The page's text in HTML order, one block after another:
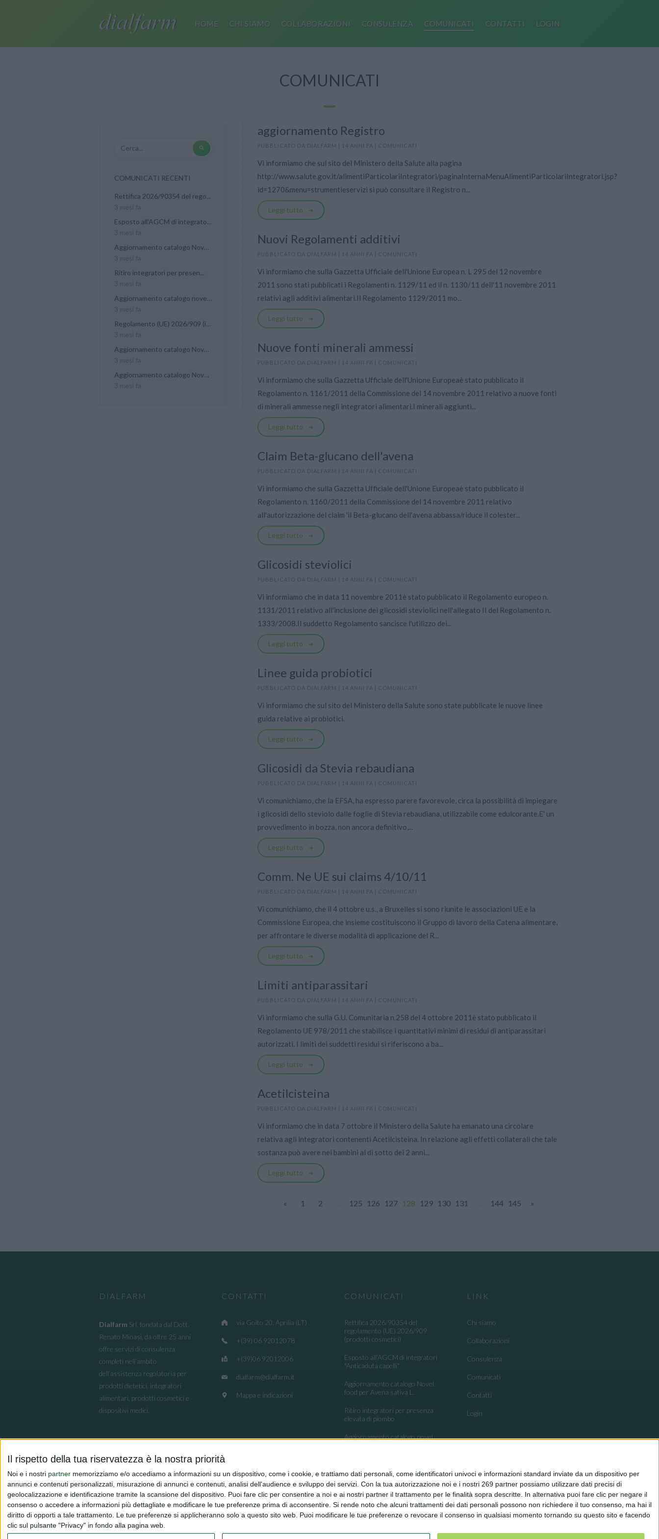
Il rispetto della tua riservatezza è la nostra priorità
Noi e i nostri partner memorizziamo e/o accediamo a informazioni su un dispositivo, come i cookie, e trattiamo dati personali, come identificatori univoci e informazioni standard inviate da un dispositivo per
annunci e contenuti personalizzati, misurazione di annunci e contenuti, analisi dell'audience e sviluppo dei servizi. Con la tua autorizzazione noi e i nostri 269 partner possiamo utilizzare dati precisi di
geolocalizzazione e identificazione tramite la scansione del dispositivo. Puoi fare clic per consentire a noi e ai nostri partner il trattamento per le finalità sopra descritte. In alternativa puoi fare clic per negare il
consenso o accedere a informazioni più dettagliate e modificare le tue preferenze prima di acconsentire. Si rende noto che alcuni trattamenti dei dati personali possono non richiedere il tuo consenso, ma hai il
diritto di opporti a tale trattamento. Le tue preferenze si applicheranno solo a questo sito web. Puoi modificare le tue preferenze o revocare il consenso in qualsiasi momento tornando su questo sito e facendo
clic sul pulsante "Privacy" in fondo alla pagina web.
HOME CHI SIAMO COLLABORAZIONI CONSULENZA COMUNICATI CONTATTI LOGIN
COMUNICATI
COMUNICATI RECENTI
Rettifica 2026/90354 del rego...
Esposto all'AGCM di integrato...
Aggiornamento catalogo Novel...
Ritiro integratori per presen...
Aggiornamento catalogo novel...
Regolamento (UE) 2026/909 (im...
Aggiornamento catalogo Novel...
Aggiornamento catalogo Novel...
aggiornamento Registro
PUBBLICATO DA DIALFARM | 14 ANNI FA | COMUNICATI
Vi informiamo che sul sito del Ministero della Salute alla pagina
http://www.salute.gov.it/alimentiParticolariIntegratori/paginaInternaMenuAlimentiParticolariIntegratori.jsp?
id=1270&menu=strumentieservizi si può consultare il Registro n...
Leggi tutto
Nuovi Regolamenti additivi
PUBBLICATO DA DIALFARM | 14 ANNI FA | COMUNICATI
Vi informiamo che sulla Gazzetta Ufficiale dell'Unione Europea n. L 295 del 12 novembre
2011 sono stati pubblicati i Regolamenti n. 1129/11 ed il n. 1130/11 dell'11 novembre 2011
relativi agli additivi alimentari.Il Regolamento 1129/2011 mo...
Leggi tutto
Nuove fonti minerali ammessi
PUBBLICATO DA DIALFARM | 14 ANNI FA | COMUNICATI
Vi informiamo che sulla Gazzetta Ufficiale dell'Unione Europeaè stato pubblicato il
Regolamento n. 1161/2011 della Commissione del 14 novembre 2011 relativo a nuove fonti
di minerali ammesse negli integratori alimentari.I minerali aggiunti...
Leggi tutto
Claim Beta-glucano dell'avena
PUBBLICATO DA DIALFARM | 14 ANNI FA | COMUNICATI
Vi informiamo che sulla Gazzetta Ufficiale dell'Unione Europeaè stato pubblicato il
Regolamento n. 1160/2011 della Commissione del 14 novembre 2011 relativo
all'autorizzazione del claim 'il Beta-glucano dell'avena abbassa/riduce il colester...
Leggi tutto
Glicosidi steviolici
PUBBLICATO DA DIALFARM | 14 ANNI FA | COMUNICATI
Vi informiamo che in data 11 novembre 2011è stato pubblicato il Regolamento europeo n.
1131/2011 relativo all'inclusione dei glicosidi steviolici nell'allegato II del Regolamento n.
1333/2008.Il suddetto Regolamento sancisce l'utilizzo dei...
Leggi tutto
Linee guida probiotici
PUBBLICATO DA DIALFARM | 14 ANNI FA | COMUNICATI
Vi informiamo che sul sito del Ministero della Salute sono state pubblicate le nuove linee
guida relative ai probiotici.
Leggi tutto
Glicosidi da Stevia rebaudiana
PUBBLICATO DA DIALFARM | 14 ANNI FA | COMUNICATI
Vi comunichiamo, che la EFSA, ha espresso parere favorevole, circa la possibilità di impiegare
i glicosidi dello steviolo dalle foglie di Stevia rebaudiana, utilizzabile come edulcorante.E' un
provvedimento in bozza, non ancora definitivo,...
Leggi tutto
Comm. Ne UE sui claims 4/10/11
PUBBLICATO DA DIALFARM | 14 ANNI FA | COMUNICATI
Vi comunichiamo, che il 4 ottobre u.s., a Bruxelles si sono riunite le associazioni UE e la
Commissione Europea, che insieme costituiscono il Gruppo di lavoro della Catena alimentare,
per affrontare le diverse modalità di applicazione del R...
Leggi tutto
Limiti antiparassitari
PUBBLICATO DA DIALFARM | 14 ANNI FA | COMUNICATI
Vi informiamo che sulla G.U. Comunitaria n.258 del 4 ottobre 2011è stato pubblicato il
Regolamento UE 978/2011 che stabilisce i quantitativi minimi di residui di antiparassitari
autorizzati. I limiti dei suddetti residui si riferiscono a ba...
Leggi tutto
Acetilcisteina
PUBBLICATO DA DIALFARM | 14 ANNI FA | COMUNICATI
Vi informiamo che in data 7 ottobre il Ministero della Salute ha emanato una circolare
relativa agli integratori contenenti Acetilcisteina. In relazione agli effetti collaterali che tale
sostanza può avere nei bambini al di sotto dei 2 anni...
Leggi tutto
« 1 2 125 126 127 128 129 130 131 144 145 »
DIALFARM
Dialfarm Srl, fondata dal Dott.
Renato Minasi, da oltre 25 anni
offre servizi di consulenza
completi nell’ambito
dell’assistenza regolatoria per
prodotti dietetici, integratori
alimentari, prodotti cosmetici e
dispositivi medici.
CONTATTI
via Goito 20, Aprilia (LT)
+(39) 06 92012078
+(39)06 92012006
dialfarm@dialfarm.it
Mappa e indicazioni
COMUNICATI
Rettifica 2026/90354 del
regolamento (UE) 2026/909
(prodotti cosmetici)
Esposto all'AGCM di integratori
"Anticaduta capelli"
Aggiornamento catalogo Novel
food per Avena sativa L.
Ritiro integratori per presenza
elevata di piombo
Aggiornamento catalogo novel
Regolamento (UE) 2026/909
(impiego di alcune sostanze nei
prodotti cosmetici)
LINK
Chi siamo
Collaborazioni
Consulenza
Comunicati
Contatti
Login